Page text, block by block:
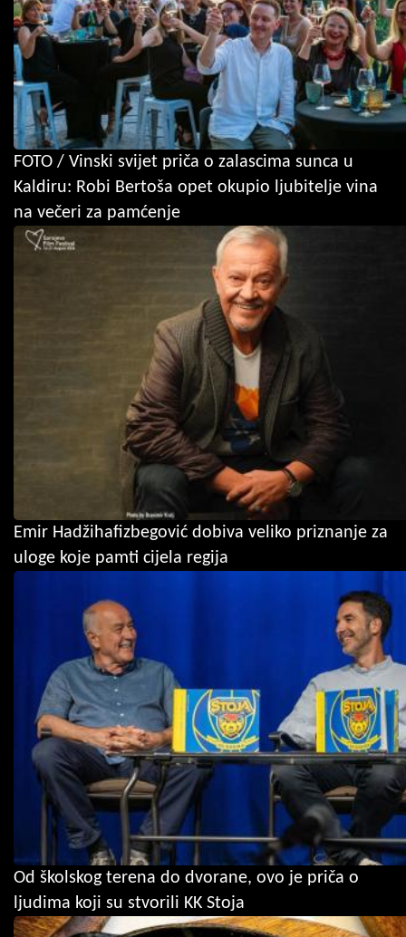
FOTO / Vinski svijet priča o zalascima sunca u
Kaldiru: Robi Bertoša opet okupio ljubitelje vina
na večeri za pamćenje
Emir Hadžihafizbegović dobiva veliko priznanje za
uloge koje pamti cijela regija
Od školskog terena do dvorane, ovo je priča o
ljudima koji su stvorili KK Stoja